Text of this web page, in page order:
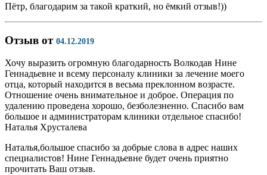
Пётр, благодарим за такой краткий, но ёмкий отзыв!))
Отзыв от 04.12.2019
Хочу выразить огромную благодарность Волкодав Нине
Геннадьевне и всему персоналу клиники за лечение моего
отца, который находится в весьма преклонном возрасте.
Отношение очень внимательное и доброе. Операция по
удалению проведена хорошо, безболезненно. Спасибо вам
большое и администраторам клиники отдельное спасибо!
Наталья Хрусталева
Наталья,большое спасибо за добрые слова в адрес наших
специалистов! Нине Геннадьевне будет очень приятно
прочитать Ваш отзыв.